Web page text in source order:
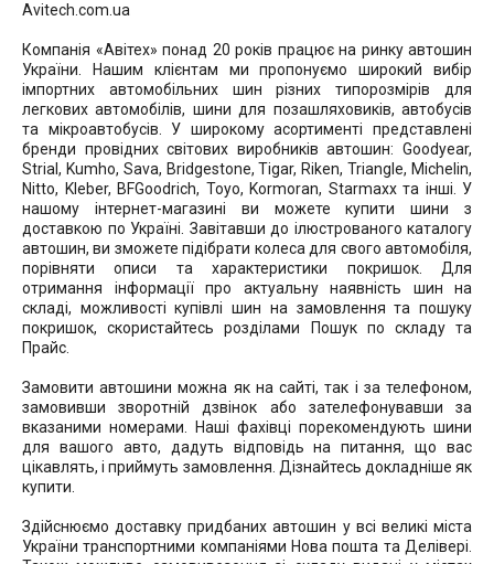
Avitech.com.ua
Компанія «Авітех» понад 20 років працює на ринку автошин
України. Нашим клієнтам ми пропонуємо широкий вибір
імпортних автомобільних шин різних типорозмірів для
легкових автомобілів, шини для позашляховиків, автобусів
та мікроавтобусів. У широкому асортименті представлені
бренди провідних світових виробників автошин: Goodyear,
Strial, Kumho, Sava, Bridgestone, Tigar, Riken, Triangle, Michelin,
Nitto, Kleber, BFGoodrich, Toyo, Kormoran, Starmaxx та інші. У
нашому інтернет-магазині ви можете купити шини з
доставкою по Україні. Завітавши до ілюстрованого каталогу
автошин, ви зможете підібрати колеса для свого автомобіля,
порівняти описи та характеристики покришок. Для
отримання інформації про актуальну наявність шин на
складі, можливості купівлі шин на замовлення та пошуку
покришок, скористайтесь розділами Пошук по складу та
Прайс.
Замовити автошини можна як на сайті, так і за телефоном,
замовивши зворотній дзвінок або зателефонувавши за
вказаними номерами. Наші фахівці порекомендують шини
для вашого авто, дадуть відповідь на питання, що вас
цікавлять, і приймуть замовлення. Дізнайтесь докладніше як
купити.
Здійснюємо доставку придбаних автошин у всі великі міста
України транспортними компаніями Нова пошта та Делівері.